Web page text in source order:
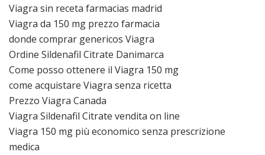
Viagra sin receta farmacias madrid
Viagra da 150 mg prezzo farmacia
donde comprar genericos Viagra
Ordine Sildenafil Citrate Danimarca
Come posso ottenere il Viagra 150 mg
come acquistare Viagra senza ricetta
Prezzo Viagra Canada
Viagra Sildenafil Citrate vendita on line
Viagra 150 mg più economico senza prescrizione
medica